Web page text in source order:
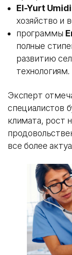
El-Yurt Umidi
хозяйство и
программы
полные
развитию
технологиям.
Эксперт
специалистов
климата, рост
все более